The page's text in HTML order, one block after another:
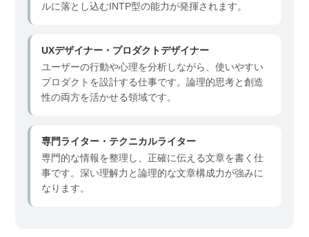
ルに落とし込むINTP型の能力が発揮されます。
UXデザイナー・プロダクトデザイナー
ユーザーの行動や心理を分析しながら、使いやすい
プロダクトを設計する仕事です。論理的思考と創造
性の両方を活かせる領域です。
専門ライター・テクニカルライター
専門的な情報を整理し、正確に伝える文章を書く仕
事です。深い理解力と論理的な文章構成力が強みに
なります。